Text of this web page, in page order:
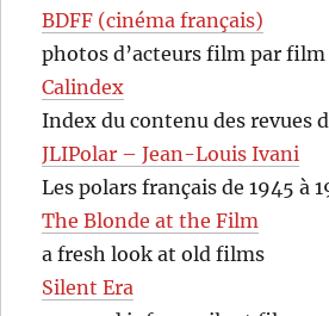
BDFF (cinéma français)
photos d’acteurs film par film
Calindex
Index du contenu des revues
JLIPolar – Jean-Louis Ivani
Les polars français de 1945 à
The Blonde at the Film
a fresh look at old films
Silent Era